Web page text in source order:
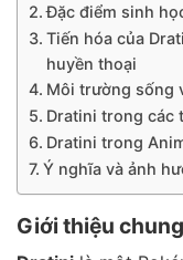
Đặc điểm sinh
Tiến hóa của
huyền thoại
Môi trường sống
Dratini trong các
Dratini trong
Ý nghĩa và ảnh
Giới thiệu